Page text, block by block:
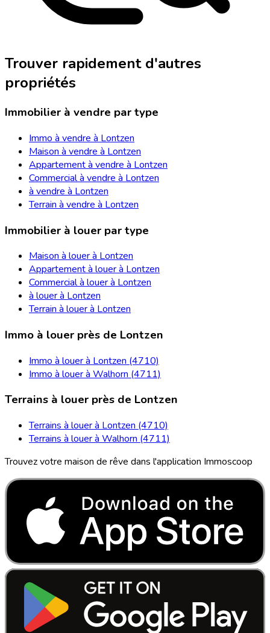
Trouver rapidement d'autres
propriétés
Immobilier à vendre par type
Immo à vendre à Lontzen
Maison à vendre à Lontzen
Appartement à vendre à Lontzen
Commercial à vendre à Lontzen
à vendre à Lontzen
Terrain à vendre à Lontzen
Immobilier à louer par type
Maison à louer à Lontzen
Appartement à louer à Lontzen
Commercial à louer à Lontzen
à louer à Lontzen
Terrain à louer à Lontzen
Immo à louer près de Lontzen
Immo à louer à Lontzen (4710)
Immo à louer à Walhorn (4711)
Terrains à louer près de Lontzen
Terrains à louer à Lontzen (4710)
Terrains à louer à Walhorn (4711)
Trouvez votre maison de rêve dans l'application Immoscoop